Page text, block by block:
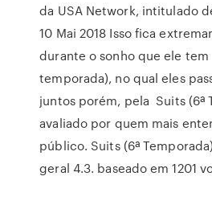
da USA Network, intitulado
10 Mai 2018 Isso fica
durante o sonho que ele tem
temporada), no qual eles
juntos porém, pela Suits (6ª
avaliado por quem mais
público. Suits (6ª
geral 4.3. baseado em 1201